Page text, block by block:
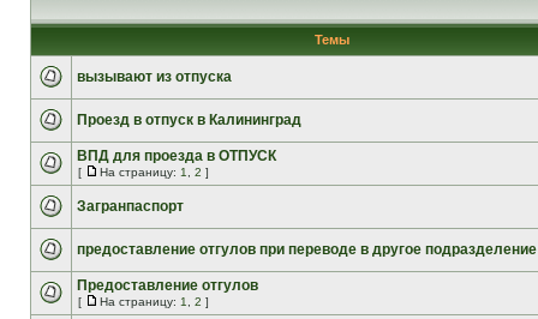
Темы
вызывают из отпуска
Проезд в отпуск в Калининград
ВПД для проезда в ОТПУСК
[ На страницу: 1 2 ]
Загранпаспорт
предоставление отгулов при переводе в другое подразделение
Предоставление отгулов
[ На страницу: 1 2 ]